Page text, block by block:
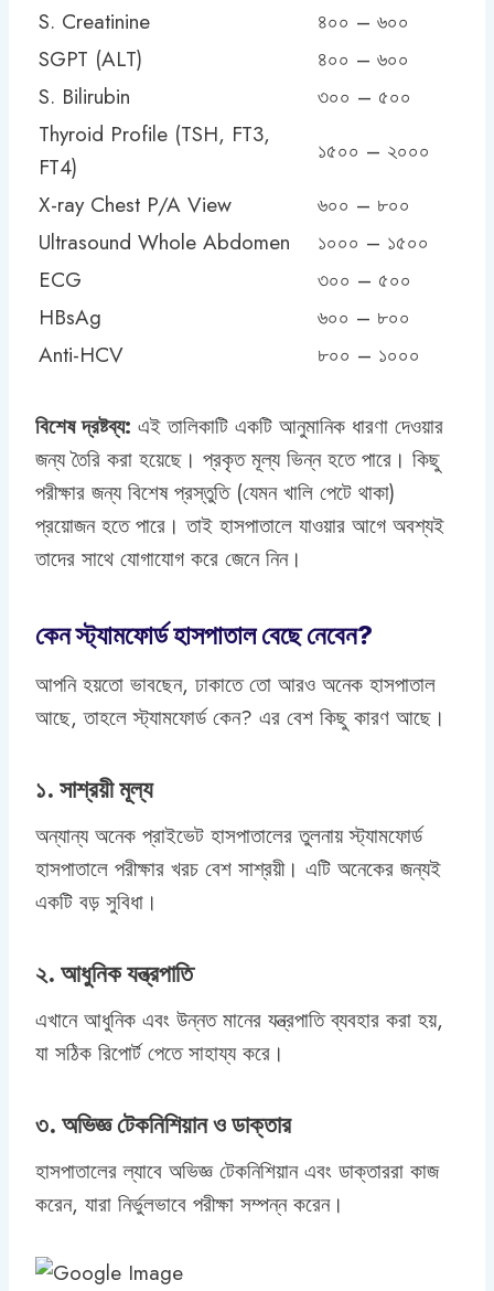
S. Creatinine
৪০০ – ৬০০
SGPT (ALT)
৪০০ – ৬০০
S. Bilirubin
৩০০ – ৫০০
Thyroid Profile (TSH, FT3,
FT4)
১৫০০ – ২০০০
X-ray Chest P/A View
৬০০ – ৮০০
Ultrasound Whole Abdomen
১০০০ – ১৫০০
ECG
৩০০ – ৫০০
HBsAg
৬০০ – ৮০০
Anti-HCV
৮০০ – ১০০০
বিশেষ দ্রষ্টব্য: এই তালিকাটি একটি আনুমানিক ধারণা দেওয়ার
জন্য তৈরি করা হয়েছে। প্রকৃত মূল্য ভিন্ন হতে পারে। কিছু
পরীক্ষার জন্য বিশেষ প্রস্তুতি (যেমন খালি পেটে থাকা)
প্রয়োজন হতে পারে। তাই হাসপাতালে যাওয়ার আগে অবশ্যই
তাদের সাথে যোগাযোগ করে জেনে নিন।
কেন স্ট্যামফোর্ড হাসপাতাল বেছে নেবেন?
আপনি হয়তো ভাবছেন, ঢাকাতে তো আরও অনেক হাসপাতাল
আছে, তাহলে স্ট্যামফোর্ড কেন? এর বেশ কিছু কারণ আছে।
১. সাশ্রয়ী মূল্য
অন্যান্য অনেক প্রাইভেট হাসপাতালের তুলনায় স্ট্যামফোর্ড
হাসপাতালে পরীক্ষার খরচ বেশ সাশ্রয়ী। এটি অনেকের জন্যই
একটি বড় সুবিধা।
২. আধুনিক যন্ত্রপাতি
এখানে আধুনিক এবং উন্নত মানের যন্ত্রপাতি ব্যবহার করা হয়,
যা সঠিক রিপোর্ট পেতে সাহায্য করে।
৩. অভিজ্ঞ টেকনিশিয়ান ও ডাক্তার
হাসপাতালের ল্যাবে অভিজ্ঞ টেকনিশিয়ান এবং ডাক্তাররা কাজ
করেন, যারা নির্ভুলভাবে পরীক্ষা সম্পন্ন করেন।